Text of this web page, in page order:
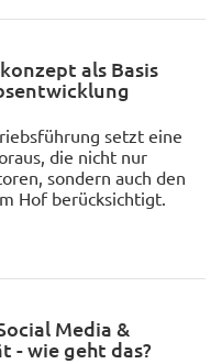
als Basis
setzt eine
die nicht nur
sondern auch den
Hof berücksichtigt.
Media &
- wie geht das?